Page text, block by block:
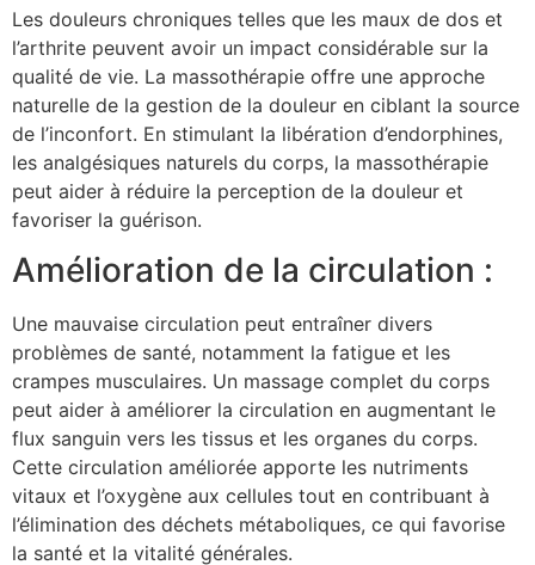
Les douleurs chroniques telles que les maux de dos et
l’arthrite peuvent avoir un impact considérable sur la
qualité de vie. La massothérapie offre une approche
naturelle de la gestion de la douleur en ciblant la source
de l’inconfort. En stimulant la libération d’endorphines,
les analgésiques naturels du corps, la massothérapie
peut aider à réduire la perception de la douleur et
favoriser la guérison.
Amélioration de la circulation :
Une mauvaise circulation peut entraîner divers
problèmes de santé, notamment la fatigue et les
crampes musculaires. Un massage complet du corps
peut aider à améliorer la circulation en augmentant le
flux sanguin vers les tissus et les organes du corps.
Cette circulation améliorée apporte les nutriments
vitaux et l’oxygène aux cellules tout en contribuant à
l’élimination des déchets métaboliques, ce qui favorise
la santé et la vitalité générales.